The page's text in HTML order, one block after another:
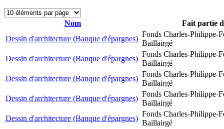
Nom
Fait partie
Dessin d'architecture (Banque d'épargnes)
Fonds Charles-Philippe-
Baillairgé
Dessin d'architecture (Banque d'épargnes)
Fonds Charles-Philippe-
Baillairgé
Dessin d'architecture (Banque d'épargnes)
Fonds Charles-Philippe-
Baillairgé
Dessin d'architecture (Banque d'épargnes)
Fonds Charles-Philippe-
Baillairgé
Dessin d'architecture (Banque d'épargnes)
Fonds Charles-Philippe-
Baillairgé